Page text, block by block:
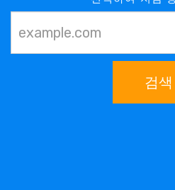
검색